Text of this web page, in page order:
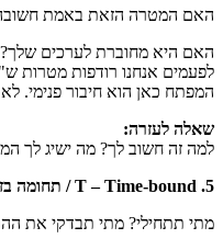
האם המטרה הזאת באמת
האם היא מחוברת לערכים
לפעמים אנחנו רודפות מטרות
המפתח כאן הוא חיבור פנימי.
שאלה לעזרה:
למה זה חשוב לך? מה ישיג לך
5.
T – Time-bound/ תחומה
מתי תתחילי? מתי תבדקי את